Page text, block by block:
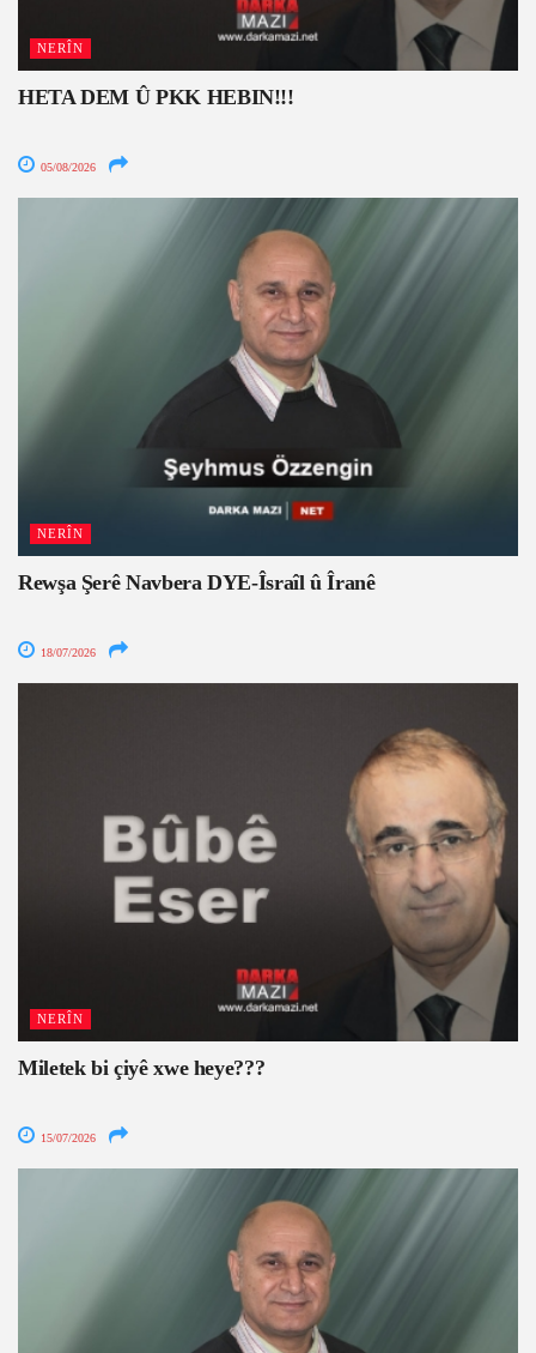
NERÎN
HETA DEM Û PKK HEBIN!!!
05/08/2026
NERÎN
Rewşa Şerê Navbera DYE-Îsraîl û Îranê
18/07/2026
NERÎN
Miletek bi çiyê xwe heye???
15/07/2026